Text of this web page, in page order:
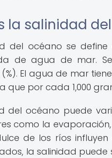
la salinidad
del océano se
de agua de mar.
El agua de mar
que por cada 1,000
del océano puede
como la
de los ríos influyen
la salinidad